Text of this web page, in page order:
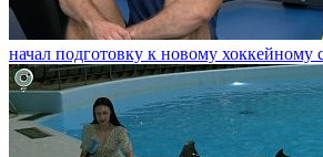
начал подготовку к новому хоккейному